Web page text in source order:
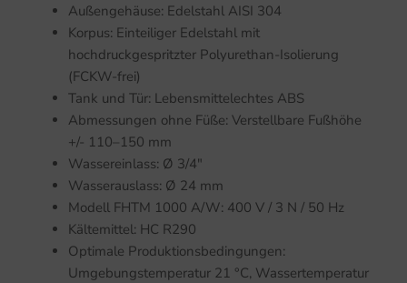
Außengehäuse: Edelstahl AISI 304
Korpus: Einteiliger Edelstahl mit
hochdruckgespritzter Polyurethan-Isolierung
(FCKW-frei)
Tank und Tür: Lebensmittelechtes ABS
Abmessungen ohne Füße: Verstellbare Fußhöhe
+/- 110–150 mm
Wassereinlass: Ø 3/4″
Wasserauslass: Ø 24 mm
Modell FHTM 1000 A/W: 400 V / 3 N / 50 Hz
Kältemittel: HC R290
Optimale Produktionsbedingungen:
Umgebungstemperatur 21 °C, Wassertemperatur